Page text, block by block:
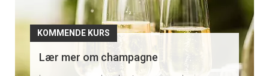
KOMMENDE KURS
Lær mer om champagne